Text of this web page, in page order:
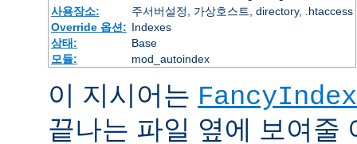
사용장소:
주서버설정, 가상호스트, directory, .htaccess
Override 옵션: Indexes
상태:
Base
모듈:
mod_autoindex
이 지시어는
끝나는 파일 옆에 보여줄